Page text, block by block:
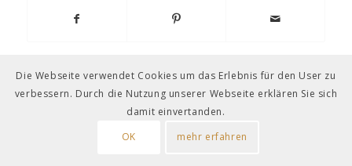
Die Webseite verwendet Cookies um das Erlebnis für den User zu
verbessern. Durch die Nutzung unserer Webseite erklären Sie sich
damit einvertanden.
OK
mehr erfahren